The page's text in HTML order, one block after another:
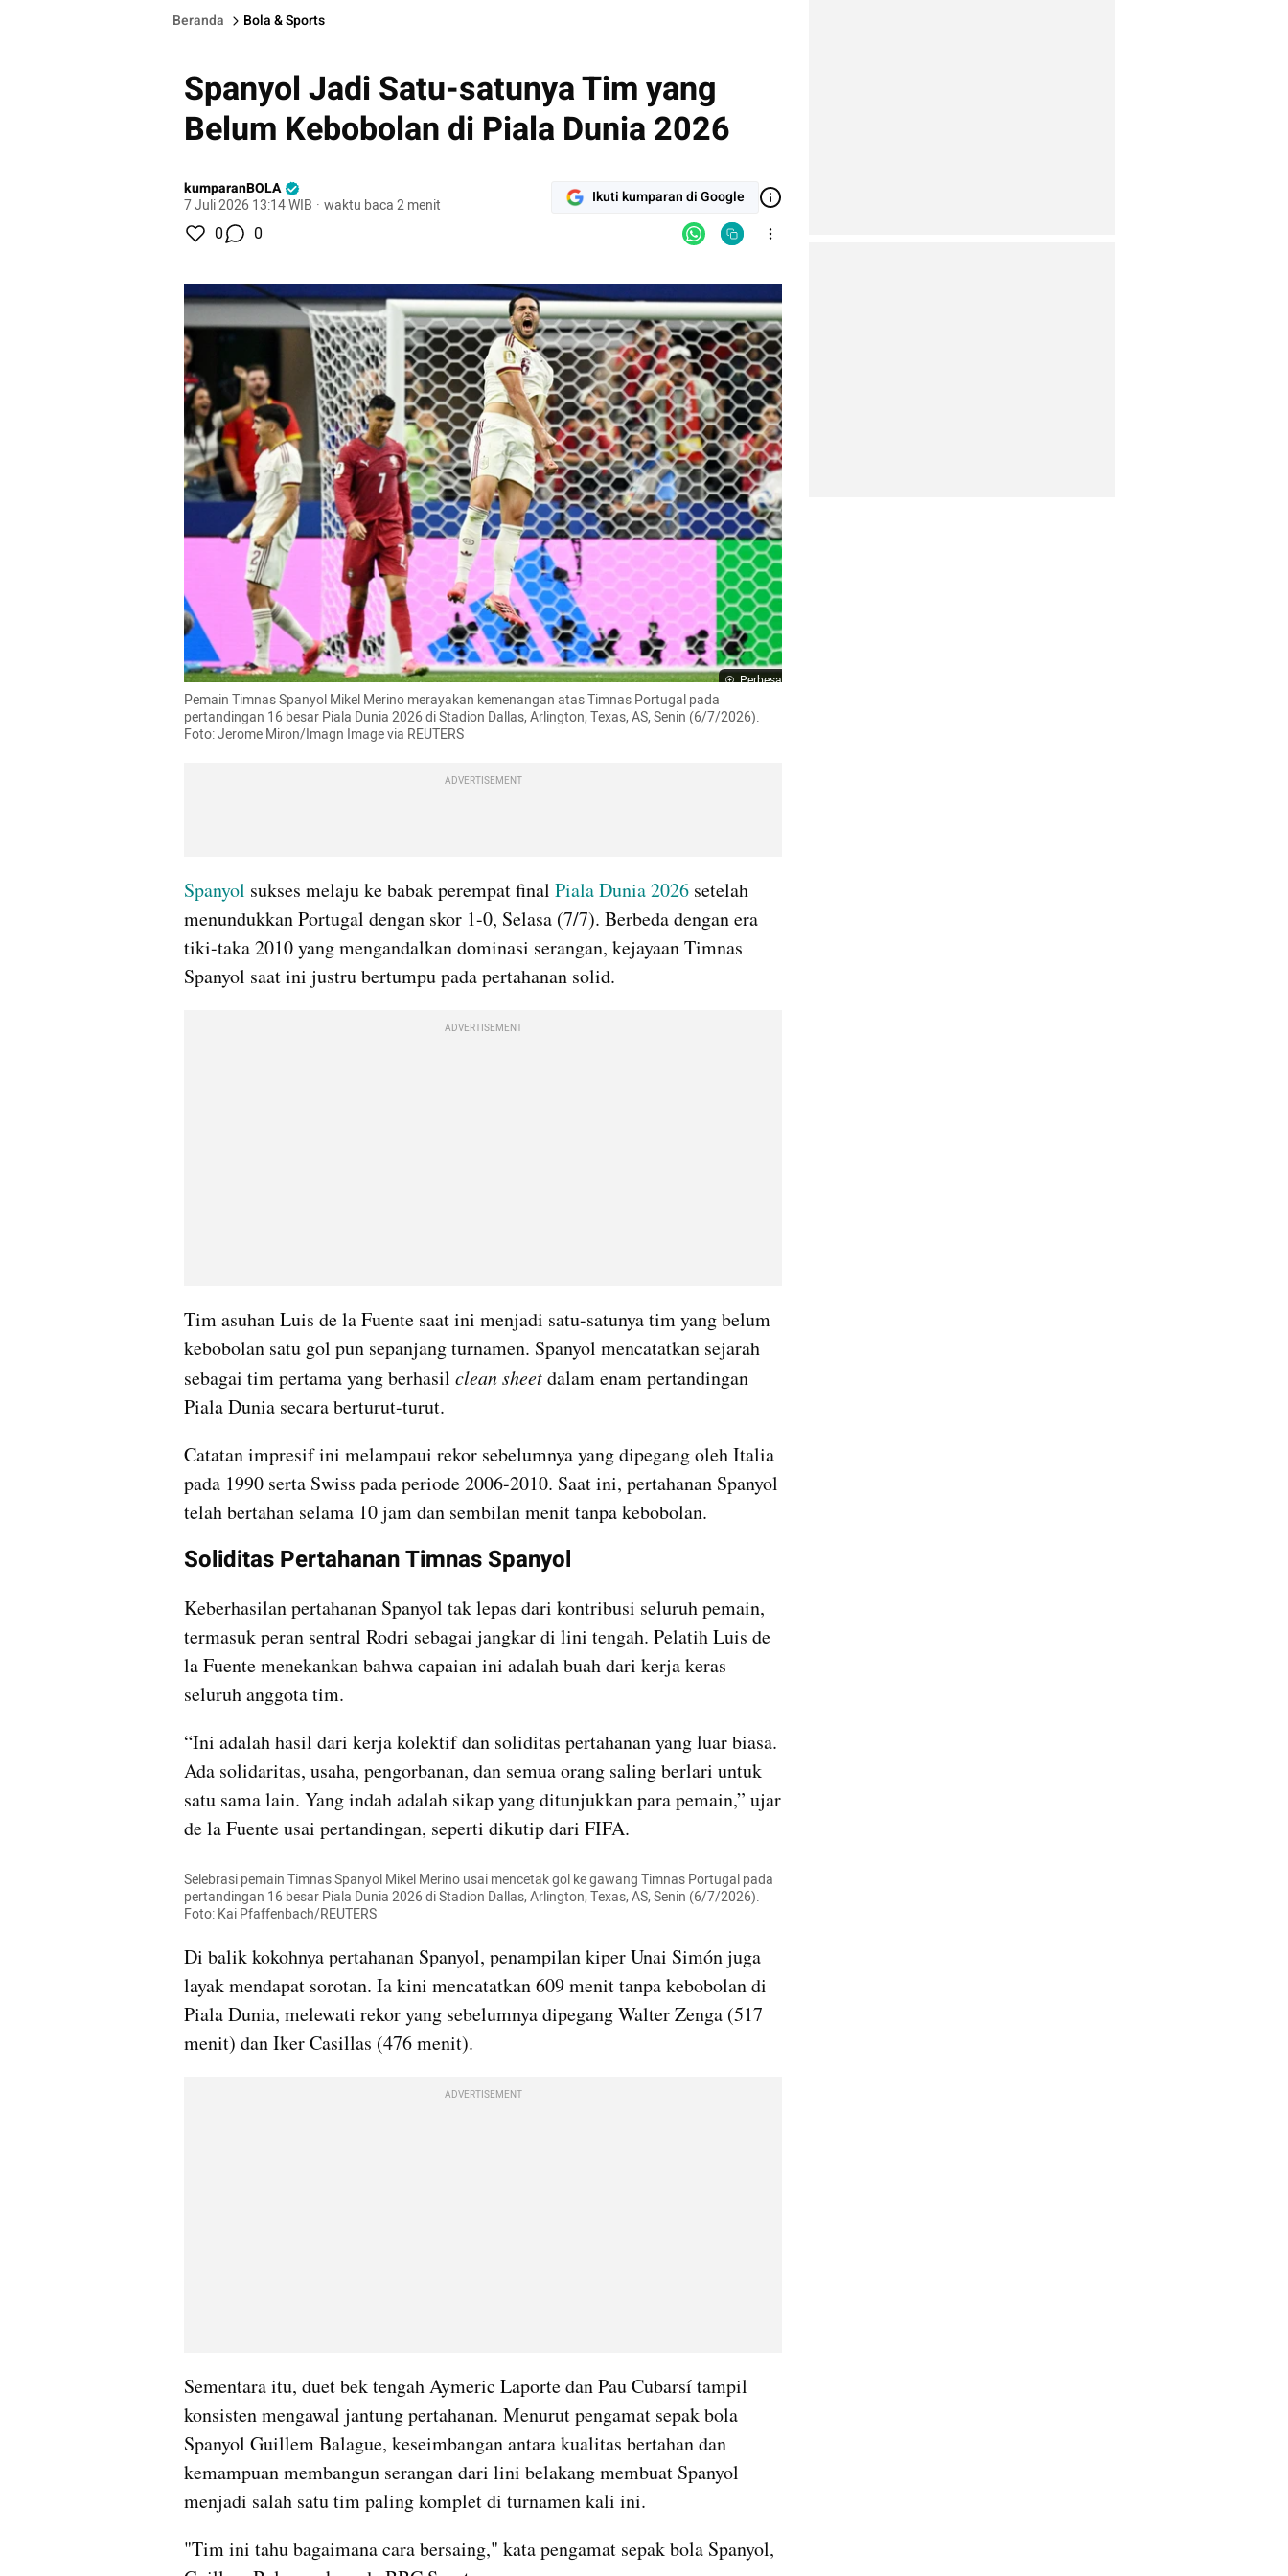
Beranda Bola & Sports
Spanyol Jadi Satu-satunya Tim yang
Belum Kebobolan di Piala Dunia 2026
kumparanBOLA
7 Juli 2026 13:14 WIB · waktu baca 2 menit Ikuti kumparan di Google
0 0
Perbesar
Pemain Timnas Spanyol Mikel Merino merayakan kemenangan atas Timnas Portugal pada
pertandingan 16 besar Piala Dunia 2026 di Stadion Dallas, Arlington, Texas, AS, Senin (6/7/2026).
Foto: Jerome Miron/Imagn Image via REUTERS
ADVERTISEMENT
Spanyol sukses melaju ke babak perempat final Piala Dunia 2026 setelah
menundukkan Portugal dengan skor 1-0, Selasa (7/7). Berbeda dengan era
tiki-taka 2010 yang mengandalkan dominasi serangan, kejayaan Timnas
Spanyol saat ini justru bertumpu pada pertahanan solid.
ADVERTISEMENT
Tim asuhan Luis de la Fuente saat ini menjadi satu-satunya tim yang belum
kebobolan satu gol pun sepanjang turnamen. Spanyol mencatatkan sejarah
sebagai tim pertama yang berhasil clean sheet dalam enam pertandingan
Piala Dunia secara berturut-turut.
Catatan impresif ini melampaui rekor sebelumnya yang dipegang oleh Italia
pada 1990 serta Swiss pada periode 2006-2010. Saat ini, pertahanan Spanyol
telah bertahan selama 10 jam dan sembilan menit tanpa kebobolan.
Soliditas Pertahanan Timnas Spanyol
Keberhasilan pertahanan Spanyol tak lepas dari kontribusi seluruh pemain,
termasuk peran sentral Rodri sebagai jangkar di lini tengah. Pelatih Luis de
la Fuente menekankan bahwa capaian ini adalah buah dari kerja keras
seluruh anggota tim.
“Ini adalah hasil dari kerja kolektif dan soliditas pertahanan yang luar biasa.
Ada solidaritas, usaha, pengorbanan, dan semua orang saling berlari untuk
satu sama lain. Yang indah adalah sikap yang ditunjukkan para pemain,” ujar
de la Fuente usai pertandingan, seperti dikutip dari FIFA.
Selebrasi pemain Timnas Spanyol Mikel Merino usai mencetak gol ke gawang Timnas Portugal pada
pertandingan 16 besar Piala Dunia 2026 di Stadion Dallas, Arlington, Texas, AS, Senin (6/7/2026).
Foto: Kai Pfaffenbach/REUTERS
Di balik kokohnya pertahanan Spanyol, penampilan kiper Unai Simón juga
layak mendapat sorotan. Ia kini mencatatkan 609 menit tanpa kebobolan di
Piala Dunia, melewati rekor yang sebelumnya dipegang Walter Zenga (517
menit) dan Iker Casillas (476 menit).
ADVERTISEMENT
Sementara itu, duet bek tengah Aymeric Laporte dan Pau Cubarsí tampil
konsisten mengawal jantung pertahanan. Menurut pengamat sepak bola
Spanyol Guillem Balague, keseimbangan antara kualitas bertahan dan
kemampuan membangun serangan dari lini belakang membuat Spanyol
menjadi salah satu tim paling komplet di turnamen kali ini.
"Tim ini tahu bagaimana cara bersaing," kata pengamat sepak bola Spanyol,